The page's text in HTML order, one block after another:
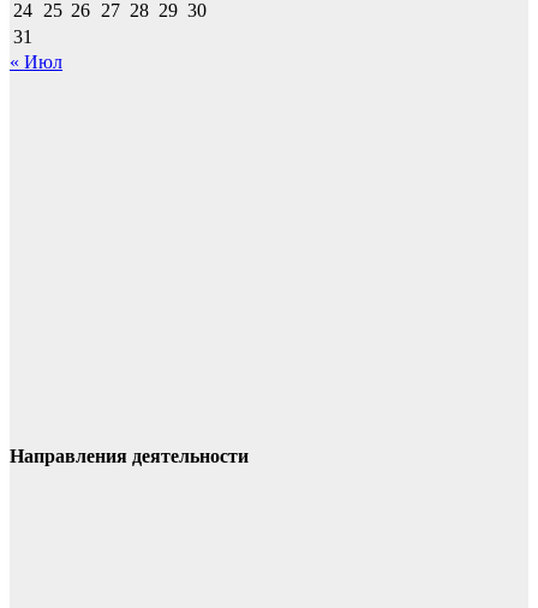
24 25 26 27 28 29 30
31
« Июл
Направления деятельности